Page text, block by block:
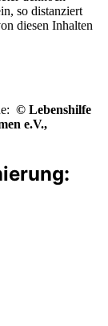
so distanziert
diesen Inhalten
© Lebenshilfe
e.V.,